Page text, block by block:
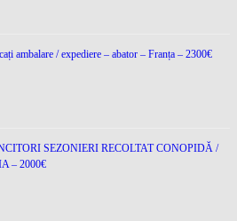
ambalare / expediere – abator – Franța – 2300€
SEZONIERI RECOLTAT CONOPIDĂ /
– 2000€